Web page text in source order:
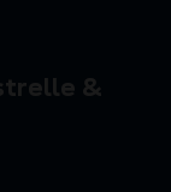
&